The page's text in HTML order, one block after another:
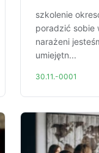
szkolenie
poradzić sobie
narażeni
umiejętn...
30.11.-0001